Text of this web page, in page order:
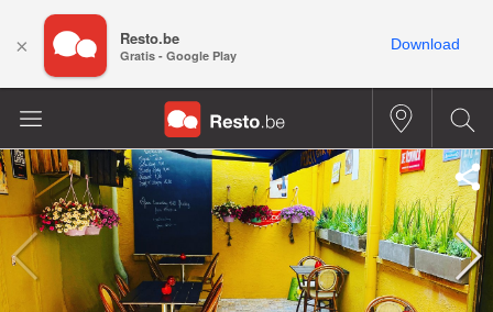
× Resto.be
Gratis - Google Play
Download